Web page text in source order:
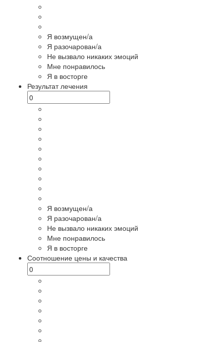
Я возмущен/а
Я разочарован/а
Не вызвало никаких эмоций
Мне понравилось
Я в восторге
Результат лечения
Я возмущен/а
Я разочарован/а
Не вызвало никаких эмоций
Мне понравилось
Я в восторге
Соотношение цены и качества